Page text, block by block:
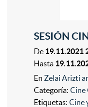
SESIÓN
De 19.11.2021
Hasta
En Zelai Arizti
Categoría: Cine
Etiquetas: Cine